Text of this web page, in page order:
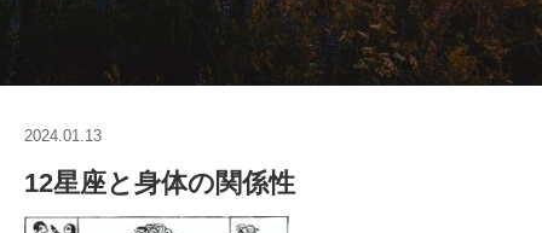
2024.01.13
12星座と身体の関係性